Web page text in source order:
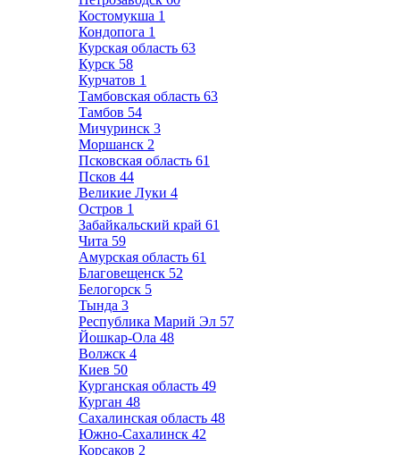
Костомукша 1
Кондопога 1
Курская область 63
Курск 58
Курчатов 1
Тамбовская область 63
Тамбов 54
Мичуринск 3
Моршанск 2
Псковская область 61
Псков 44
Великие Луки 4
Остров 1
Забайкальский край 61
Чита 59
Амурская область 61
Благовещенск 52
Белогорск 5
Тында 3
Республика Марий Эл 57
Йошкар-Ола 48
Волжск 4
Киев 50
Курганская область 49
Курган 48
Сахалинская область 48
Южно-Сахалинск 42
Корсаков 2